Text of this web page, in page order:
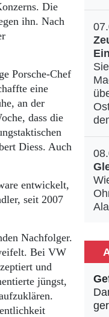
Die
ihn. Nach
Porsche-Chef
eine
an der
dass die
Diess. Auch
entwickelt,
seit 2007
Nachfolger.
Bei VW
und
jüngst,